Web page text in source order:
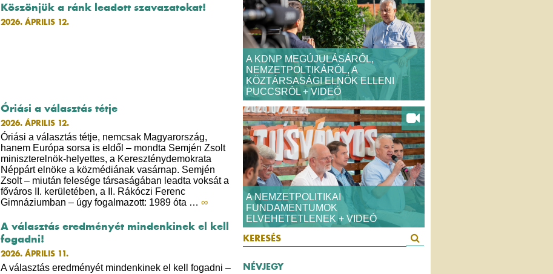
Köszönjük a ránk leadott szavazatokat!
2026. ÁPRILIS 12.
Óriási a választás tétje
2026. ÁPRILIS 12.
Óriási a választás tétje, nemcsak Magyarország,
hanem Európa sorsa is eldől – mondta Semjén Zsolt
miniszterelnök-helyettes, a Kereszténydemokrata
Néppárt elnöke a közmédiának vasárnap. Semjén
Zsolt – miután felesége társaságában leadta voksát a
főváros II. kerületében, a II. Rákóczi Ferenc
Gimnáziumban – úgy fogalmazott: 1989 óta … ∞
A választás eredményét mindenkinek el kell
fogadni!
2026. ÁPRILIS 11.
A választás eredményét mindenkinek el kell fogadni –
A KDNP MEGÚJULÁSÁRÓL,
NEMZETPOLTIKÁRÓL, A
KÖZTÁRSASÁGI ELNÖK ELLENI
PUCCSRÓL + VIDEÓ
A NEMZETPOLITIKAI
FUNDAMENTUMOK
ELVEHETETLENEK + VIDEÓ
NÉVJEGY